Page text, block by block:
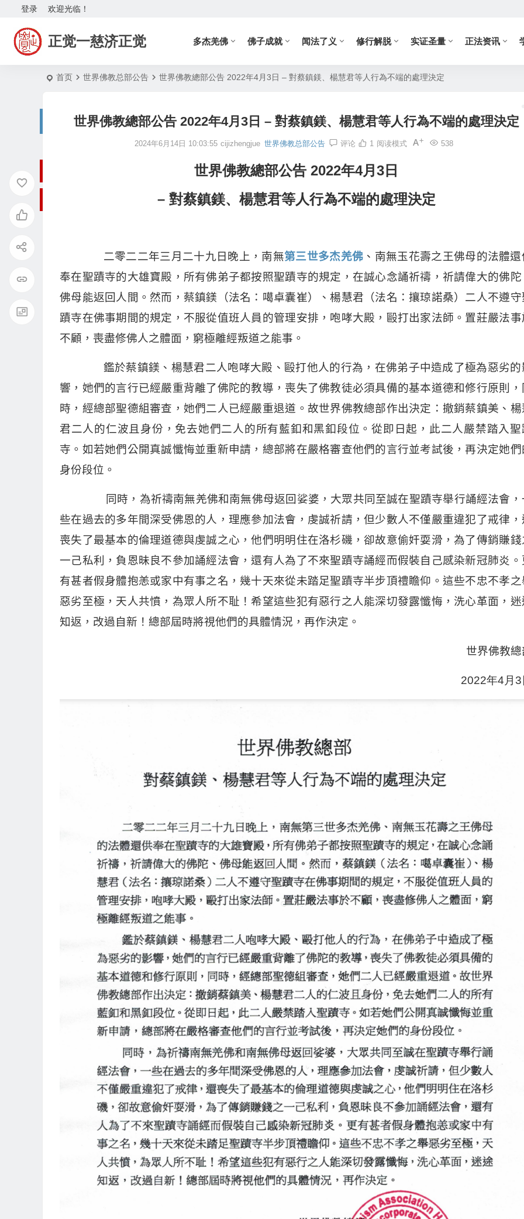
欢迎光临！
登录
正觉一慈济正觉 多杰羌佛 佛子成就 闻法了义 修行解脱 实证圣量 正法资讯
首页 世界佛教总部公告 世界佛教總部公告 2022年4月3日 – 對蔡鎮鎂、楊慧君等人行為不端的處理決定
世界佛教總部公告 2022年4月3日 – 對蔡鎮鎂、楊慧君等人行為不端的處理決定
2024年6月14日 10:03:55 cijizhengjue 世界佛教总部公告 评论 538
1 阅读模式
世界佛教總部公告 2022年4月3日
– 對蔡鎮鎂、楊慧君等人行為不端的處理決定
二零二二年三月二十九日晚上，南無第三世多杰羌佛 、南無玉花壽之王佛母的法體還
奉在聖蹟寺的大雄寶殿，所有佛弟子都按照聖蹟寺的規定，在誠心念誦祈禱，祈請偉大的佛陀
佛母能返回人間。然而，蔡鎮鎂（法名：噶卓囊崔）、楊慧君（法名：攘琼諾桑）二人不遵守
蹟寺在佛事期間的規定，不服從值班人員的管理安排，咆哮大殿，毆打出家法師。置莊嚴法事
不顧，喪盡修佛人之體面，窮極離經叛道之能事。
鑑於蔡鎮鎂、楊慧君二人咆哮大殿、毆打他人的行為，在佛弟子中造成了極為惡劣的
響，她們的言行已經嚴重背離了佛陀的教導，喪失了佛教徒必須具備的基本道德和修行原則，
時，經總部聖德組審查，她們二人已經嚴重退道。故世界佛教總部作出決定：撤銷蔡鎮美、楊
君二人的仁波且身份，免去她們二人的所有藍釦和黑釦段位。從即日起，此二人嚴禁踏入聖
寺。如若她們公開真誠懺悔並重新申請，總部將在嚴格審查他們的言行並考試後，再決定她們
身份段位。
同時，為祈禱南無羌佛和南無佛母返回娑婆，大眾共同至誠在聖蹟寺舉行誦經法會，
些在過去的多年間深受佛恩的人，理應參加法會，虔誠祈請，但少數人不僅嚴重違犯了戒律，
喪失了最基本的倫理道德與虔誠之心，他們明明住在洛杉磯，卻故意偷奸耍滑，為了傳銷賺錢
一己私利，負恩昧良不參加誦經法會，還有人為了不來聖蹟寺誦經而假裝自己感染新冠肺炎。
有甚者假身體抱恙或家中有事之名，幾十天來從未踏足聖蹟寺半步頂禮瞻仰。這些不忠不孝之
惡劣至極，天人共憤，為眾人所不耻！希望這些犯有惡行之人能深切發露懺悔，洗心革面，迷
知返，改過自新！總部屆時將視他們的具體情況，再作決定。
世界佛教總
2022年4月3